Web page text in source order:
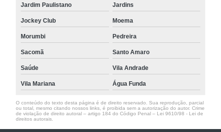
Jardim Paulistano Jardins
Jockey Club Moema
Morumbi Pedreira
Sacomã Santo Amaro
Saúde Vila Andrade
Vila Mariana Água Funda
O conteúdo do texto desta página é de direito reservado. Sua reprodução, parcial
ou total, mesmo citando nossos links, é proibida sem a autorização do autor. Crime
de violação de direito autoral – artigo 184 do Código Penal – Lei 9610/98 - Lei de
direitos autorais